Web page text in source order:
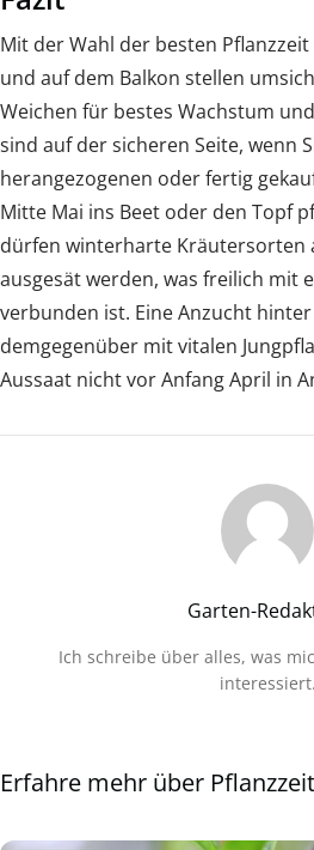
Mit der Wahl der besten
und auf dem Balkon stellen
Weichen für bestes Wachstum
sind auf der sicheren Seite, wenn
herangezogenen oder fertig
Mitte Mai ins Beet oder den Topf
dürfen winterharte Kräutersorten
ausgesät werden, was freilich mit
verbunden ist. Eine Anzucht
demgegenüber mit vitalen
Aussaat nicht vor Anfang April in
Garten-
Ich schreibe über alles, was
interessiert.
Erfahre mehr über